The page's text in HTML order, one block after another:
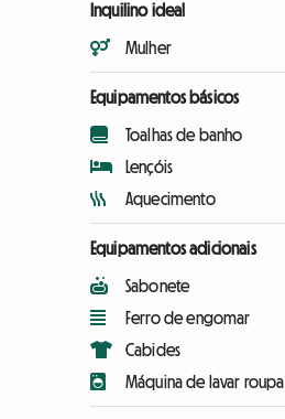
Inquilino ideal
Mulher
Equipamentos básicos
Toalhas de banho
Lençóis
Aquecimento
Equipamentos adicionais
Sabonete
Ferro de engomar
Cabides
Máquina de lavar roupa